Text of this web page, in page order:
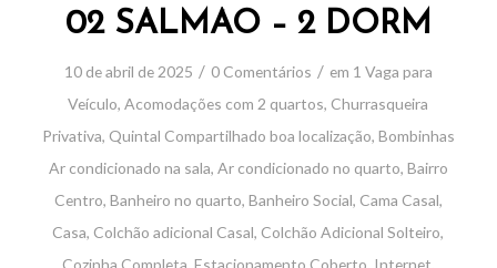
02 SALMAO – 2 DORM
10 de abril de 2025 / 0 Comentários / em 1 Vaga para
Veículo,Acomodações com 2 quartos, Churrasqueira
Privativa, Quintal Compartilhado boa localização, Bombinhas
Ar condicionado na sala, Ar condicionado no quarto, Bairro
Centro, Banheiro no quarto, Banheiro Social, Cama Casal,
Casa, Colchão adicional Casal, Colchão Adicional Solteiro,
Cozinha Completa, Estacionamento Coberto, Internet,